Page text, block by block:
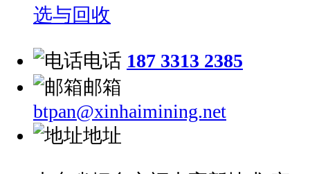
选与回收
电话 187 3313 2385
邮箱
btpan@xinhaimining.net
地址